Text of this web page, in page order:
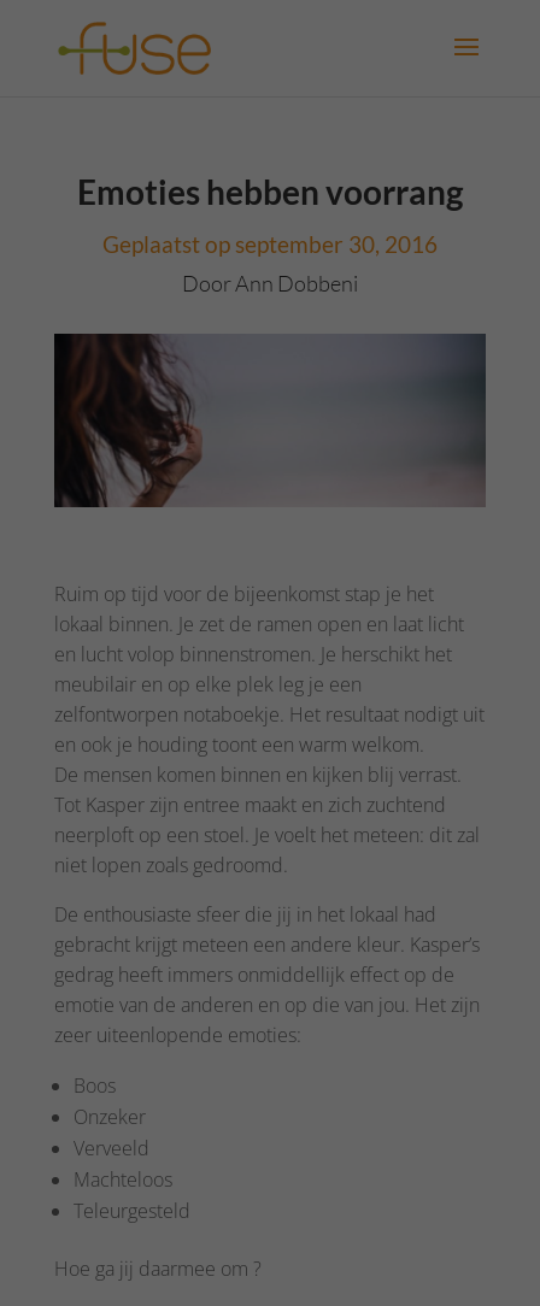
Emoties hebben voorrang
Geplaatst op september 30, 2016
Door Ann Dobbeni
Ruim op tijd voor de bijeenkomst stap je het
lokaal binnen. Je zet de ramen open en laat licht
en lucht volop binnenstromen. Je herschikt het
meubilair en op elke plek leg je een
zelfontworpen notaboekje. Het resultaat nodigt uit
en ook je houding toont een warm welkom.
De mensen komen binnen en kijken blij verrast.
Tot Kasper zijn entree maakt en zich zuchtend
neerploft op een stoel. Je voelt het meteen: dit zal
niet lopen zoals gedroomd.
De enthousiaste sfeer die jij in het lokaal had
gebracht krijgt meteen een andere kleur. Kasper’s
gedrag heeft immers onmiddellijk effect op de
emotie van de anderen en op die van jou. Het zijn
zeer uiteenlopende emoties:
Boos
Onzeker
Verveeld
Machteloos
Teleurgesteld
Hoe ga jij daarmee om ?